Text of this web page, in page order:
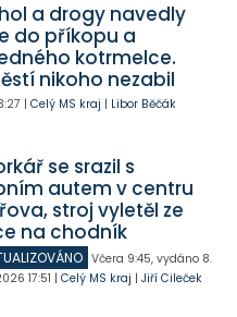
a drogy navedly
do příkopu a
kotrmelce.
nikoho nezabil
| Celý MS kraj | Libor Běčák
se srazil s
autem v centru
stroj vyletěl ze
na chodník
Včera 9:45, vydáno 8.
17:51 | Celý MS kraj | Jiří Cileček